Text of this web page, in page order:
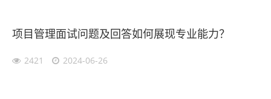
项目管理面试问题及回答如何展现专业能力？
2421 2024-06-26